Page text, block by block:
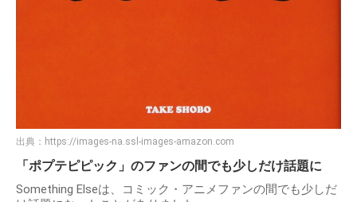
出典： https://images-na.ssl-images-amazon.com
「ポプテピピック」のファンの間でも少しだけ話題に
Something Elseは、コミック・アニメファンの間でも少しだ